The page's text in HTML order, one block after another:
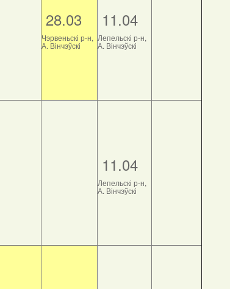
28.03
Чэрвеньскі р-н,
А. Вінчэўскі
11.04
Лепельскі р-н,
А. Вінчэўскі
11.04
Лепельскі р-н,
А. Вінчэўскі